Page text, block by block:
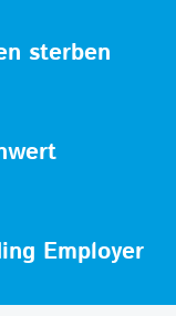
sterben
Employer